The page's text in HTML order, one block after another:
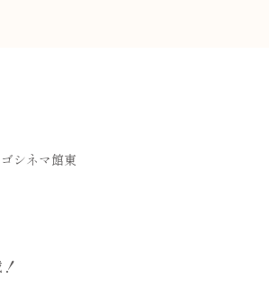
シネマ館東